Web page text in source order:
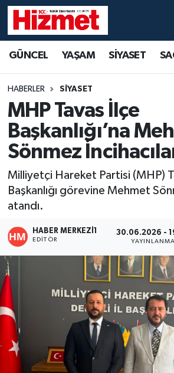
GÜNCEL YAŞAM SİYASET
HABERLER SİYASET
MHP Tavas İlçe
Başkanlığı’na
Sönmez
Milliyetçi Hareket Partisi (MHP)
Başkanlığı görevine Mehmet
atandı.
HABER MERKEZI1
EDITÖR
30.06.2026 -
YAYINLANMA
YAŞAM
SİYASET
SAĞLIK
KÜLTÜR SANAT
SPOR
MAGAZİN
ÖZEL HABER
RESMİ REKLAM
Denizli Hava Durumu
Denizli Trafik Yoğunluk Haritası
Süper Lig Puan Durumu ve
Son Dakika Haberleri
Haber Arşivi